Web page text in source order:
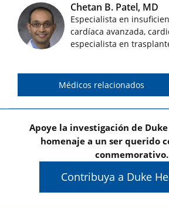
Imágenes de médicos destacados
Chetan B. Patel, MD
Especialista en
cardíaca avanzada,
especialista en
Médicos relacionados
Apoye la investigación de
homenaje a un ser querido
conmemorativo.
Contribuya a Duke